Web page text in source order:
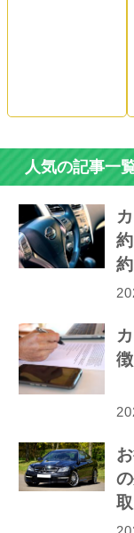
人気の記事一